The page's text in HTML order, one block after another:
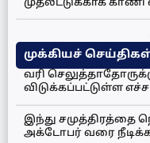
முதலீட்டுக்காக காணி
முக்கியச்
வரி
விடுக்கப்பட்டுள்ள
இந்து சமுத்திரத்தை
அக்டோபர் வரை